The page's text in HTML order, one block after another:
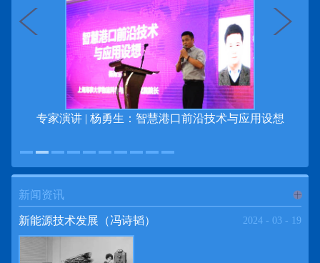
专家演讲 | 杨勇生：智慧港口前沿技术与应用设想
新闻资讯
新能源技术发展（冯诗韬） 2024 - 03 - 19